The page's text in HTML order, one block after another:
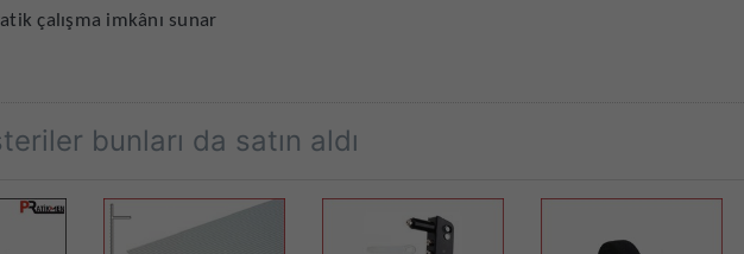
çalışma imkânı sunar
bunları da satın aldı